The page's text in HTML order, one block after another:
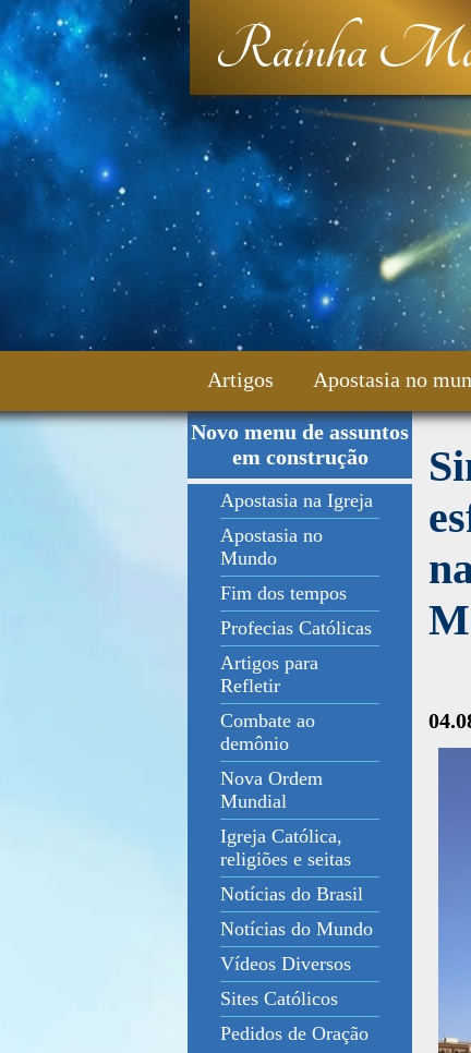
Rainha
Artigos Apostasia no
Fale Conosco
Novo menu de assuntos
em construção
Apostasia na Igreja
Apostasia no
Mundo
Fim dos tempos
Profecias Católicas
Artigos para
Refletir
Combate ao
demônio
Nova Ordem
Mundial
Igreja Católica,
religiões e seitas
Notícias do Brasil
Notícias do Mundo
Vídeos Diversos
Sites Católicos
Pedidos de Oração